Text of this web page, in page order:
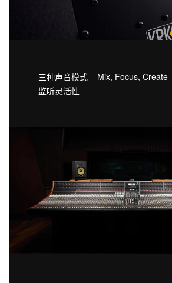
三种声音模式 – Mix, Focus, Create
监听灵活性